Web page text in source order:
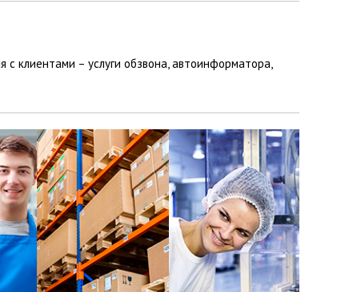
клиентами – услуги обзвона, автоинформатора,